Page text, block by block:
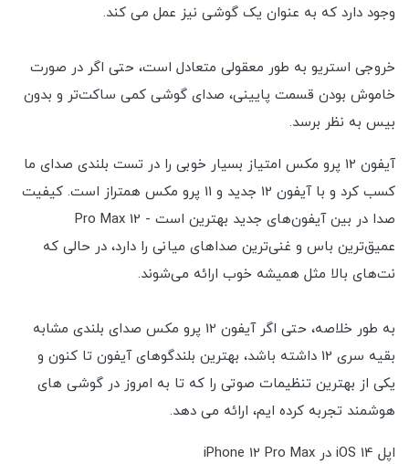
وجود دارد که به عنوان یک گوشی نیز عمل می کند.
خروجی استریو به طور معقولی متعادل است، حتی اگر در صورت
خاموش بودن قسمت پایینی، صدای گوشی کمی ساکت‌تر و بدون
بیس به نظر برسد.
آیفون 12 پرو مکس امتیاز بسیار خوبی را در تست بلندی صدای ما
کسب کرد و با آیفون 12 جدید و 11 پرو مکس همتراز است. کیفیت
صدا در بین آیفون‌های جدید بهترین است - 12 Pro Max
عمیق‌ترین باس و غنی‌ترین صداهای میانی را دارد، در حالی که
نت‌های بالا مثل همیشه خوب ارائه می‌شوند.
به طور خلاصه، حتی اگر آیفون 12 پرو مکس صدای بلندی مشابه
بقیه سری 12 داشته باشد، بهترین بلندگوهای آیفون تا کنون و
یکی از بهترین تنظیمات صوتی را که تا به امروز در گوشی های
هوشمند تجربه کرده ایم، ارائه می دهد.
اپل iOS 14 در iPhone 12 Pro Max